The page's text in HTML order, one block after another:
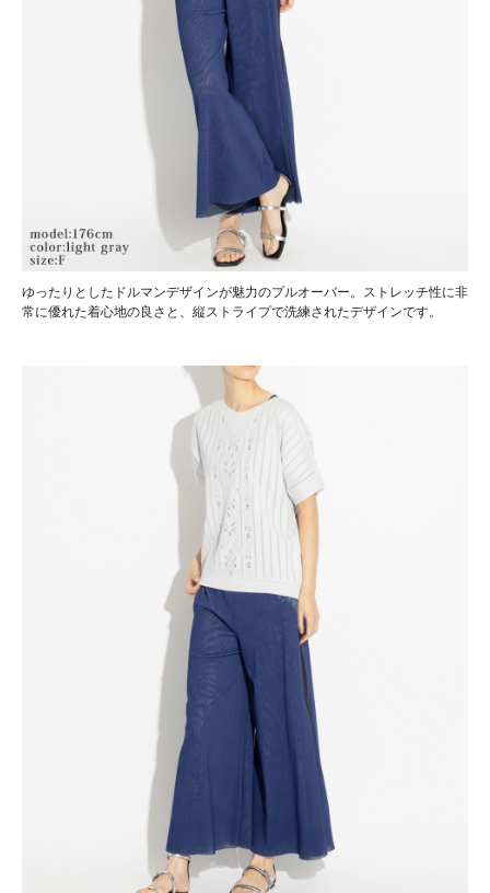
ゆったりとしたドルマンデザインが魅力のプルオーバー。ストレッチ性に非
常に優れた着心地の良さと、縦ストライプで洗練されたデザインです。